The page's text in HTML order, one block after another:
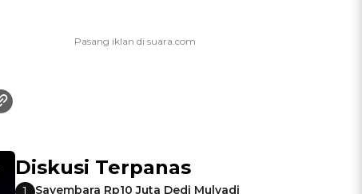
Diskusi Terpanas
Sayembara Rp10 Juta Dedi Mulyadi